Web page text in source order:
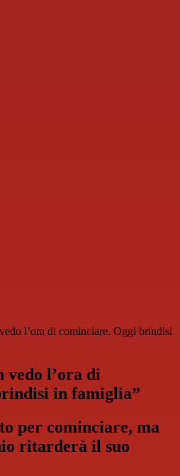
l’ora di cominciare. Oggi brindisi
vedo l’ora di
in famiglia”
per cominciare, ma
ritarderà il suo